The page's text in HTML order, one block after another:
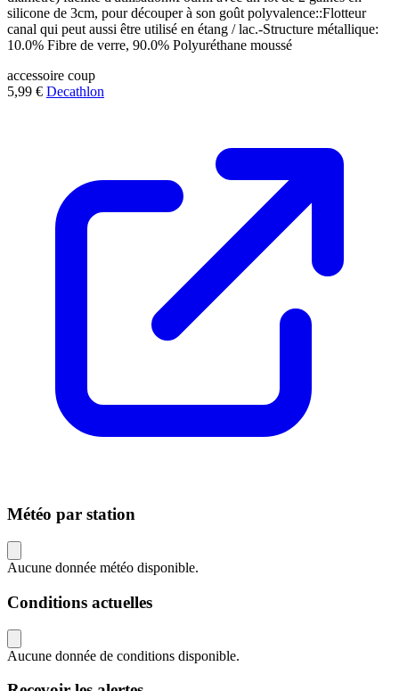
silicone de 3cm, pour découper à son goût polyvalence::Flotteur
canal qui peut aussi être utilisé en étang / lac.-Structure métallique:
10.0% Fibre de verre, 90.0% Polyuréthane moussé
accessoire coup
5,99 € Decathlon
Météo par station
Aucune donnée météo disponible.
Conditions actuelles
Aucune donnée de conditions disponible.